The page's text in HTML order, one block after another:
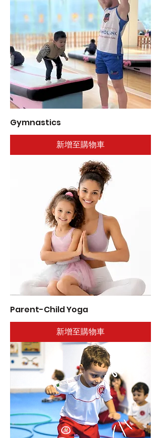
Gymnastics
新增至購物車
Parent-Child Yoga
新增至購物車